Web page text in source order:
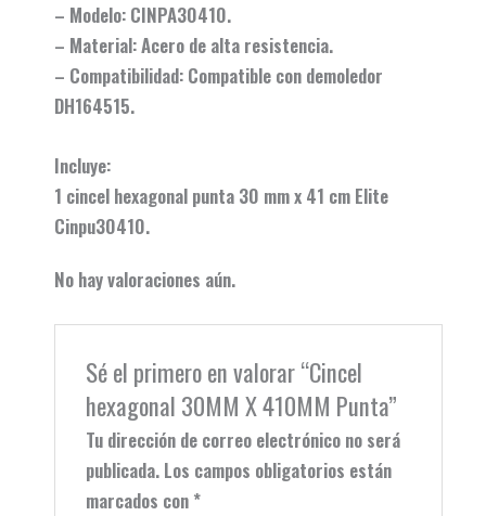
– Modelo: CINPA30410.
– Material: Acero de alta resistencia.
– Compatibilidad: Compatible con demoledor
DH164515.
Incluye:
1 cincel hexagonal punta 30 mm x 41 cm Elite
Cinpu30410.
No hay valoraciones aún.
Sé el primero en valorar “Cincel
hexagonal 30MM X 410MM Punta”
Tu dirección de correo electrónico no será
publicada. Los campos obligatorios están
marcados con *